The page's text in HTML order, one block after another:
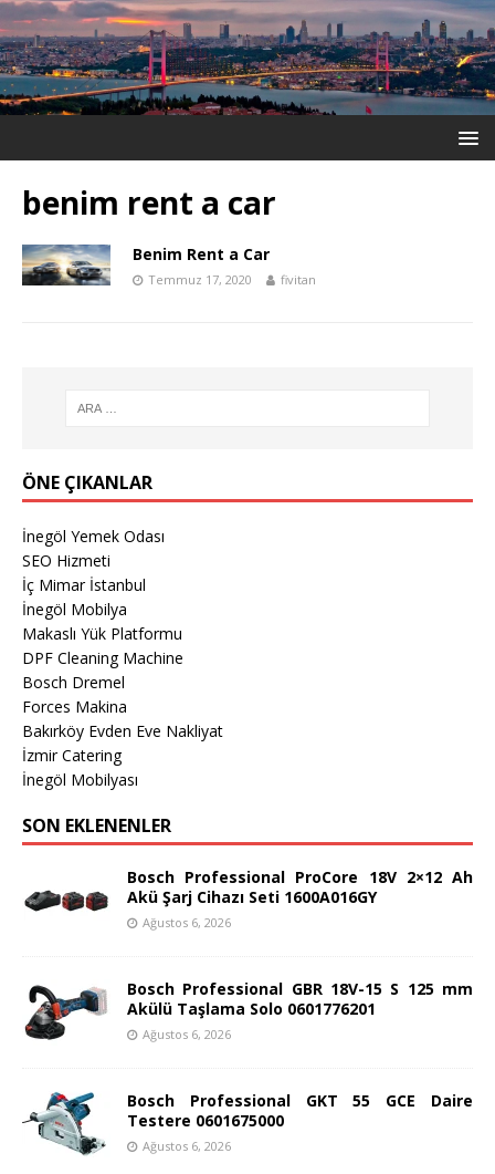
benim rent a car
Benim Rent a Car
Temmuz 17, 2020 fivitan
ÖNE ÇIKANLAR
İnegöl Yemek Odası
SEO Hizmeti
İç Mimar İstanbul
İnegöl Mobilya
Makaslı Yük Platformu
DPF Cleaning Machine
Bosch Dremel
Forces Makina
Bakırköy Evden Eve Nakliyat
İzmir Catering
İnegöl Mobilyası
SON EKLENENLER
Bosch Professional ProCore 18V 2×12 Ah
Akü Şarj Cihazı Seti 1600A016GY
Ağustos 6, 2026
Bosch Professional GBR 18V-15 S 125 mm
Akülü Taşlama Solo 0601776201
Ağustos 6, 2026
Bosch Professional GKT 55 GCE Daire
Testere 0601675000
Ağustos 6, 2026